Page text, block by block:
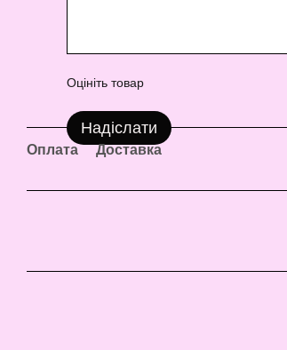
Оцініть товар
Надіслати
Оплата Доставка